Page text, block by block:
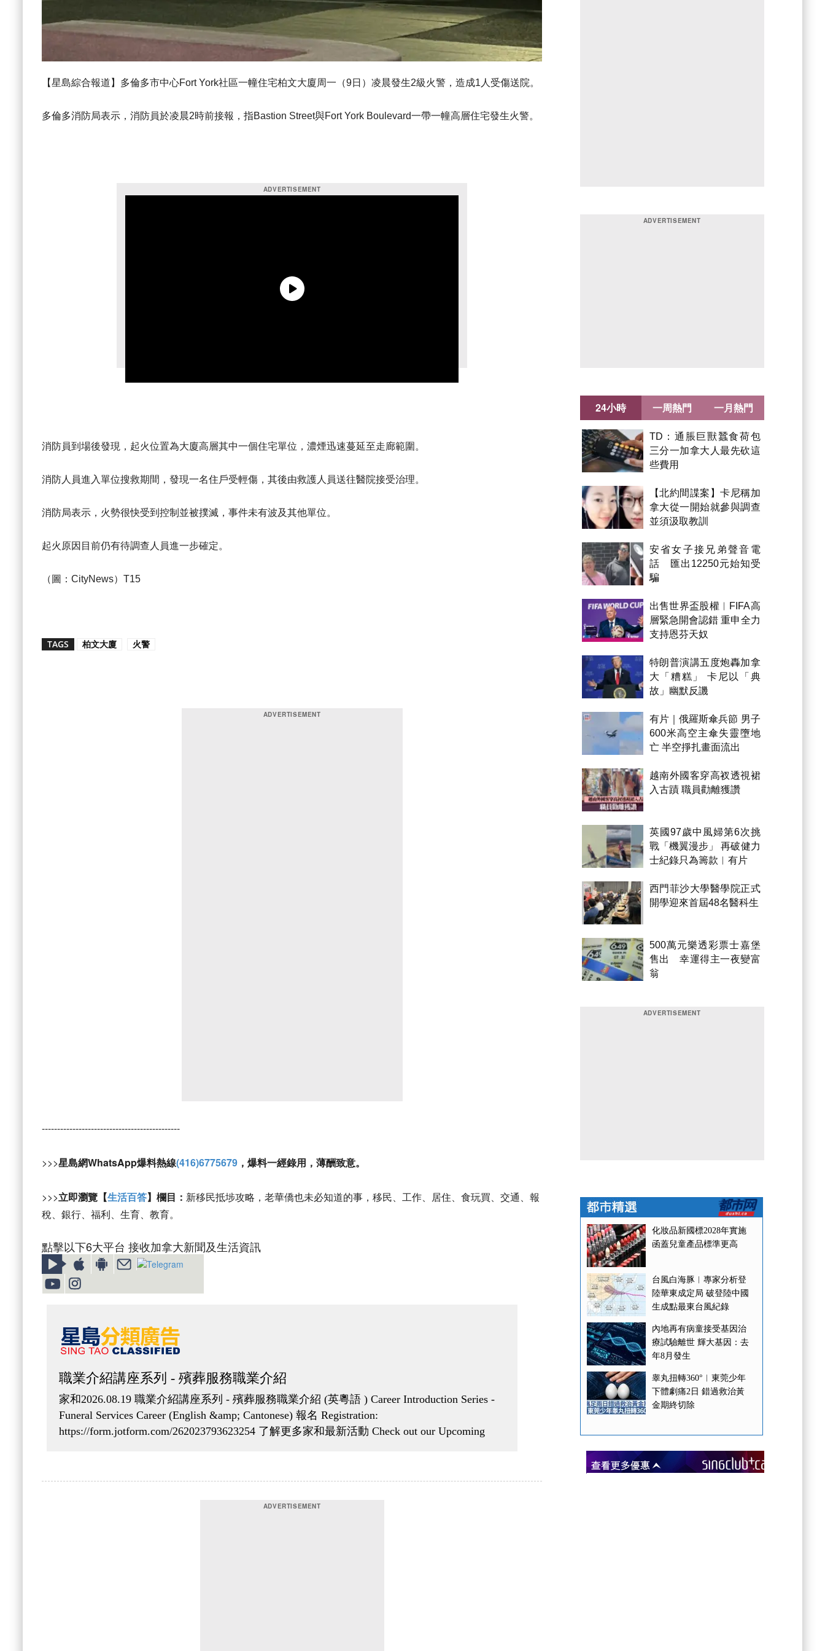
【星島綜合報道】多倫多市中心Fort York社區一幢住宅柏文大廈周一（9日）凌晨發生2級火警，造成1人受傷送院。
多倫多消防局表示，消防員於凌晨2時前接報，指Bastion Street與Fort York Boulevard一帶一幢高層住宅發生火警。
消防員到場後發現，起火位置為大廈高層其中一個住宅單位，濃煙迅速蔓延至走廊範圍。
消防人員進入單位搜救期間，發現一名住戶受輕傷，其後由救護人員送往醫院接受治理。
消防局表示，火勢很快受到控制並被撲滅，事件未有波及其他單位。
起火原因目前仍有待調查人員進一步確定。
（圖：CityNews）T15
TAGS 柏文大廈 火警
---------------------------------------------
>>>星島網WhatsApp爆料熱線(416)6775679 ，爆料一經錄用，薄酬致意。
>>>立即瀏覽【生活百答】欄目： 新移民抵埗攻略，老華僑也未必知道的事，移民、工作、居住、食玩買、交通、報
稅、銀行、福利、生育、教育。
點擊以下6大平台 接收加拿大新聞及生活資訊
24小時
TD：通脹巨獸蠶食荷包
三分一加拿大人最先砍這
些費用
【北約間諜案】卡尼稱加
拿大從一開始就參與調查
並須汲取教訓
安省女子接兄弟聲音電
話 匯出12250元始知受
騙
出售世界盃股權︱FIFA高
層緊急開會認錯 重申全力
支持恩芬天奴
特朗普演講五度炮轟加拿
大「糟糕」 卡尼以「典
故」幽默反譏
有片｜俄羅斯傘兵節 男子
600米高空主傘失靈墮地
亡 半空掙扎畫面流出
越南外國客穿高衩透視裙
入古蹟 職員勸離獲讚
英國97歲中風婦第6次挑
戰「機翼漫步」 再破健力
士紀錄只為籌款︱有片
西門菲沙大學醫學院正式
開學迎來首屆48名醫科生
500萬元樂透彩票士嘉堡
售出 幸運得主一夜變富
翁
一周熱門 一月熱門